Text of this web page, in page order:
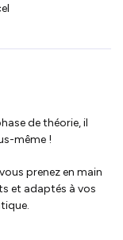
de théorie, il
même !
prenez en main
et adaptés à vos